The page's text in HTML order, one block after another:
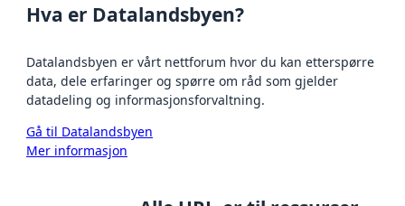
Hva er Datalandsbyen?
Datalandsbyen er vårt nettforum hvor du kan etterspørre
data, dele erfaringer og spørre om råd som gjelder
datadeling og informasjonsforvaltning.
Gå til Datalandsbyen
Mer informasjon